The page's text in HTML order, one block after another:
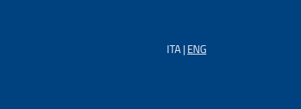
ITA |ENG